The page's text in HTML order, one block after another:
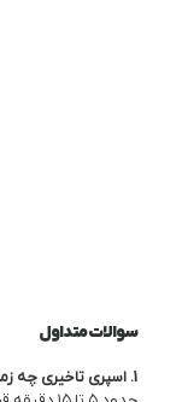
سوالات متداول
1. اسپری تاخیری چه زمانی باید استفاده شود؟